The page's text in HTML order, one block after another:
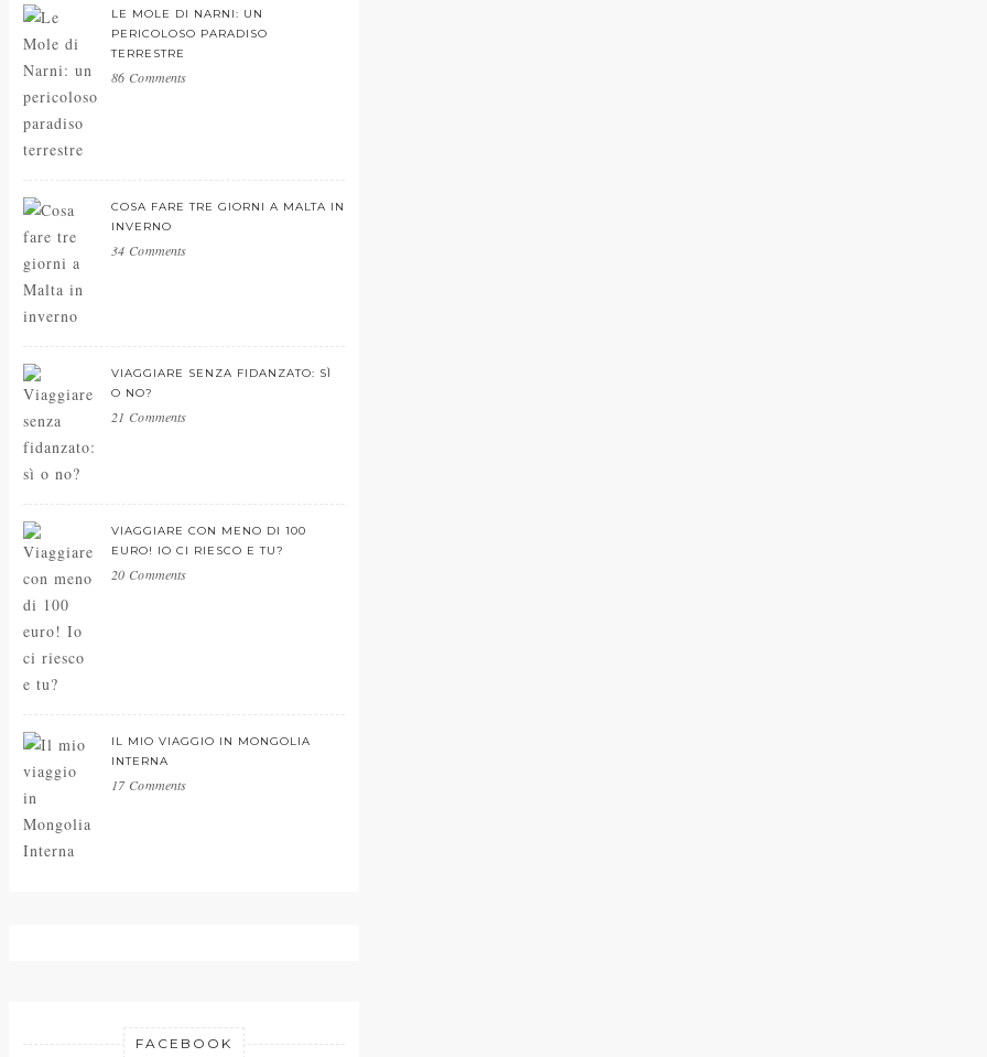
LE MOLE DI NARNI: UN
PERICOLOSO PARADISO
TERRESTRE
86 Comments
COSA FARE TRE GIORNI A MALTA IN
INVERNO
34 Comments
VIAGGIARE SENZA FIDANZATO: SÌ
O NO?
21 Comments
VIAGGIARE CON MENO DI 100
EURO! IO CI RIESCO E TU?
20 Comments
IL MIO VIAGGIO IN MONGOLIA
INTERNA
17 Comments
FACEBOOK